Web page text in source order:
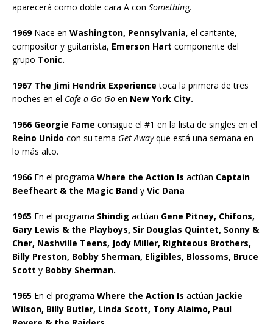
aparecerá como doble cara A con Something.
1969Nace en Washington, Pennsylvania, el cantante,
compositor y guitarrista, Emerson Hart componente del
grupo Tonic.
1967 The Jimi Hendrix Experience toca la primera de tres
noches en el Cafe-a-Go-Go en New York City.
1966 Georgie Fame consigue el #1 en la lista de singles en el
Reino Unido con su tema Get Awayque está una semana en
lo más alto.
1966En el programa Where the Action Is actúan Captain
Beefheart & the Magic Band y Vic Dana
1965 En el programa Shindig actúan Gene Pitney, Chifons,
Gary Lewis & the Playboys, Sir Douglas Quintet, Sonny &
Cher, Nashville Teens, Jody Miller, Righteous Brothers,
Billy Preston, Bobby Sherman, Eligibles, Blossoms, Bruce
Scott y Bobby Sherman.
1965 En el programa Where the Action Is actúan Jackie
Wilson, Billy Butler, Linda Scott, Tony Alaimo, Paul